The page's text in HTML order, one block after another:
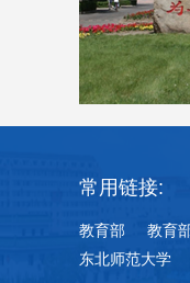
常用链接:
教育部 教育
东北师范大学